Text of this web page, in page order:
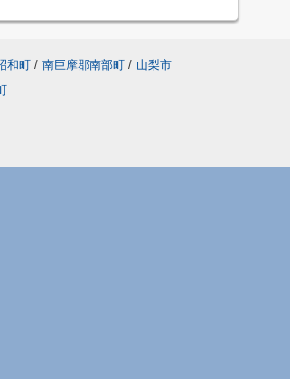
和町 / 南巨摩郡南部町 / 山梨市